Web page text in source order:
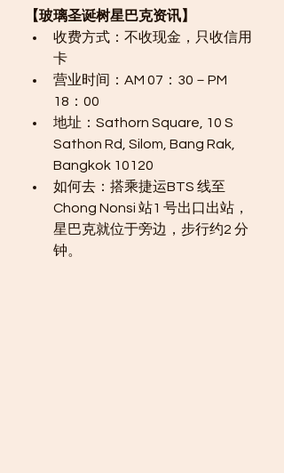
【玻璃圣诞树星巴克资讯】
收费方式：不收现金，只收信用
卡
营业时间：AM 07：30－PM
18：00
地址：Sathorn Square, 10 S
Sathon Rd, Silom, Bang Rak,
Bangkok 10120
如何去：搭乘捷运BTS 线至
Chong Nonsi 站1 号出口出站，
星巴克就位于旁边，步行约2 分
钟。